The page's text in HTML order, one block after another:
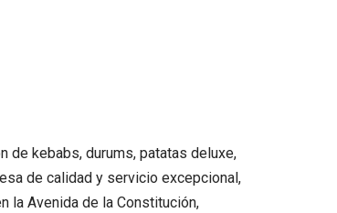
de kebabs, durums, patatas deluxe,
de calidad y servicio excepcional,
la Avenida de la Constitución,